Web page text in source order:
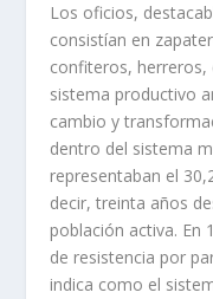
Los oficios,
consistían en
confiteros, herreros,
sistema productivo
cambio y
dentro del sistema
representaban el
decir, treinta años
población activa. En
de resistencia por
indica como el